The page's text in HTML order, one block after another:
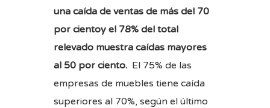
una caída de ventas de más del 70
por cientoy el 78% del total
relevado muestra caídas mayores
al 50 por ciento. El 75% de las
empresas de muebles tiene caída
superiores al 70%, según el último